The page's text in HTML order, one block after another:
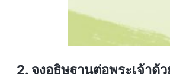
2. จงอธิษฐานต่อพระเจ้าด้